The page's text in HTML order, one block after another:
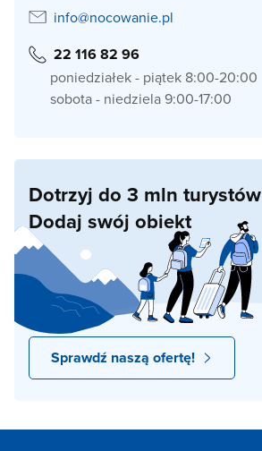
info@nocowanie.pl
22 116 82 96
poniedziałek - piątek 8:00-20:00
sobota - niedziela 9:00-17:00
Dotrzyj do 3 mln turystów
Dodaj swój obiekt
Sprawdź naszą ofertę!